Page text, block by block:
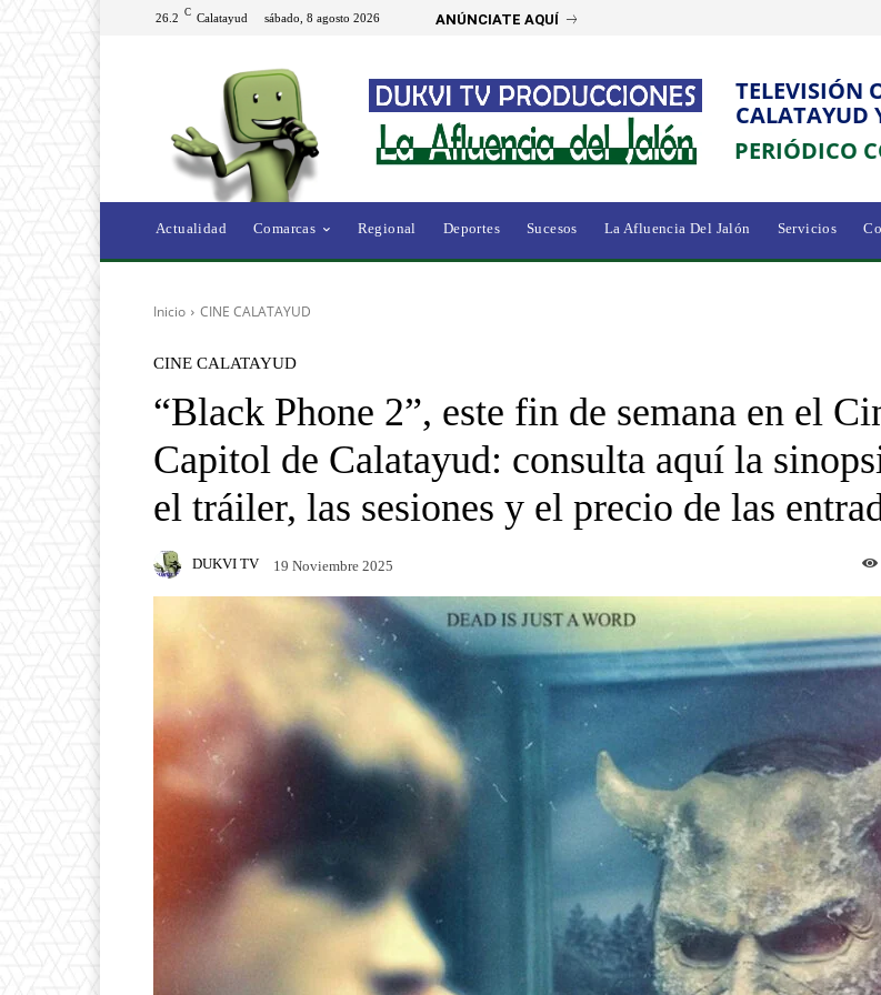
26.2 C Calatayud sábado, 8 agosto 2026 ANÚNCIATE AQUÍ
TELEVISIÓN
CALATAYUD
PERIÓDICO
Actualidad Comarcas Regional Deportes Sucesos La Afluencia Del Jalón Servicios
Inicio CINE CALATAYUD
CINE CALATAYUD
“Black Phone 2”, este fin de semana en el
Capitol de Calatayud: consulta aquí la
el tráiler, las sesiones y el precio de las
DUKVI TV 19 Noviembre 2025